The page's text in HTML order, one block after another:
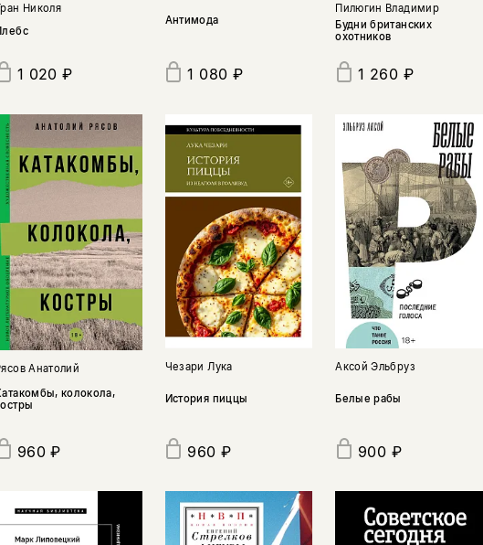
Николя
1 020 ₽
Антимода
1 080 ₽
Пилюгин Владимир
Будни британских
охотников
1 260 ₽
Анатолий
колокола,
960 ₽
Чезари Лука
История пиццы
960 ₽
Аксой Эльбруз
Белые рабы
900 ₽